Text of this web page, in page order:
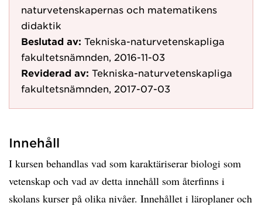
naturvetenskapernas och matematikens
didaktik
Beslutad av: Tekniska-naturvetenskapliga
fakultetsnämnden, 2016-11-03
Reviderad av: Tekniska-naturvetenskapliga
fakultetsnämnden, 2017-07-03
Innehåll
I kursen behandlas vad som karaktäriserar biologi som
vetenskap och vad av detta innehåll som återfinns i
skolans kurser på olika nivåer. Innehållet i läroplaner och